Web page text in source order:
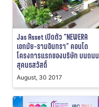
Jas Asset เปิดตัว “NEWERA
เอกมัย-รามอินทรา” คอนโด
โครงการแรกของบริษัท บนถนน
สุคนธสวัสดิ์
August, 30 2017